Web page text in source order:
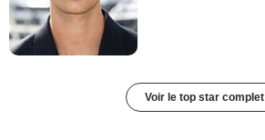
Voir le top star complet